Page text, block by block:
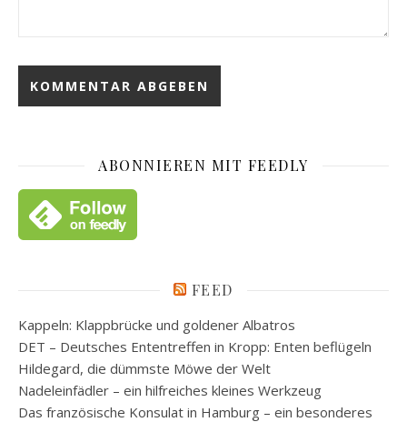
ABONNIEREN MIT FEEDLY
FEED
Kappeln: Klappbrücke und goldener Albatros
DET – Deutsches Ententreffen in Kropp: Enten beflügeln
Hildegard, die dümmste Möwe der Welt
Nadeleinfädler – ein hilfreiches kleines Werkzeug
Das französische Konsulat in Hamburg – ein besonderes